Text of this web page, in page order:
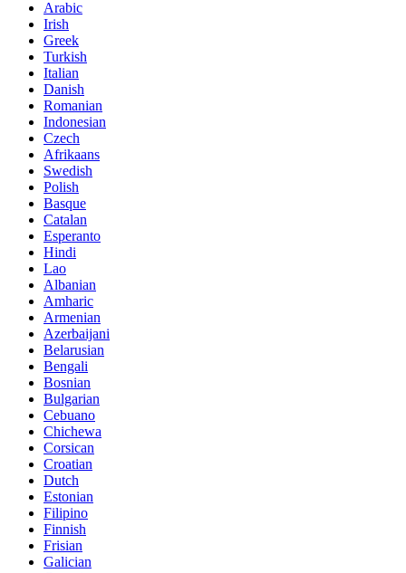
Arabic
Irish
Greek
Turkish
Italian
Danish
Romanian
Indonesian
Czech
Afrikaans
Swedish
Polish
Basque
Catalan
Esperanto
Hindi
Lao
Albanian
Amharic
Armenian
Azerbaijani
Belarusian
Bengali
Bosnian
Bulgarian
Cebuano
Chichewa
Corsican
Croatian
Dutch
Estonian
Filipino
Finnish
Frisian
Galician